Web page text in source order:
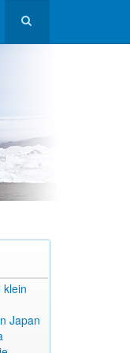
klein
Japan